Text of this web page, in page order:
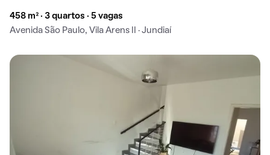
458 m² · 3 quartos · 5 vagas
Avenida São Paulo, Vila Arens II · Jundiaí